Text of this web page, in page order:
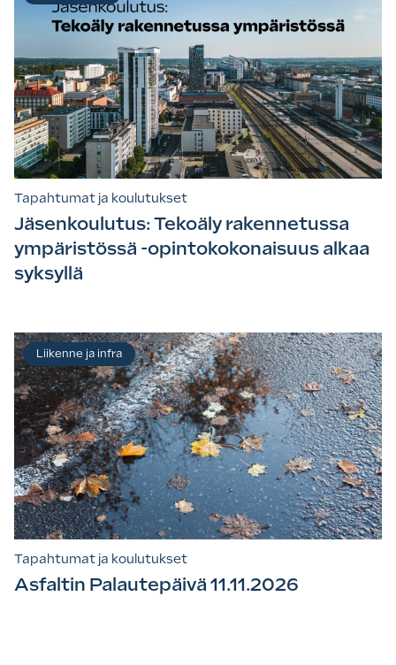
Tapahtumat ja koulutukset
Jäsenkoulutus: Tekoäly rakennetussa
ympäristössä -opintokokonaisuus alkaa
syksyllä
Tapahtumat ja koulutukset
Asfaltin Palautepäivä 11.11.2026
Liikenne ja infra